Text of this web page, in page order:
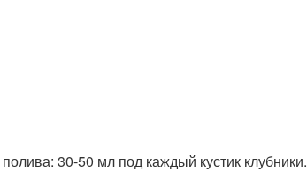
30-50 мл под каждый кустик клубники.